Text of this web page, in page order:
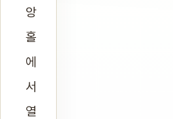
앙
홀
에
서
열